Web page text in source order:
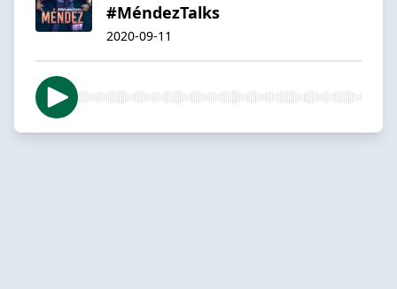
#MéndezTalks
2020-09-11